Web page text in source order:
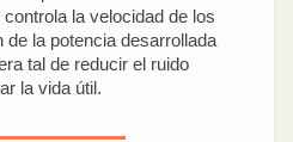
controla la velocidad de los
de la potencia desarrollada
tal de reducir el ruido
la vida útil.